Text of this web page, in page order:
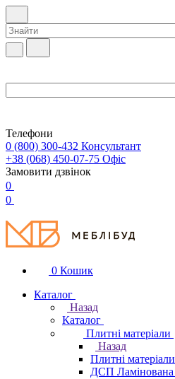
Телефони
0 (800) 300-432 Консультант
+38 (068) 450-07-75 Офіс
Замовити дзвінок
0
0
0 Кошик
Каталог
Назад
Каталог
Плитні матеріали
Назад
Плитні матеріали
ДСП Ламінована